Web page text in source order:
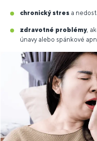
chronický stres a
zdravotné problémy,
únavy alebo spánkové